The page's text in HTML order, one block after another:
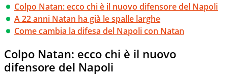
Colpo Natan: ecco chi è il nuovo difensore del Napoli
A 22 anni Natan ha già le spalle larghe
Come cambia la difesa del Napoli con Natan
Colpo Natan: ecco chi è il nuovo
difensore del Napoli